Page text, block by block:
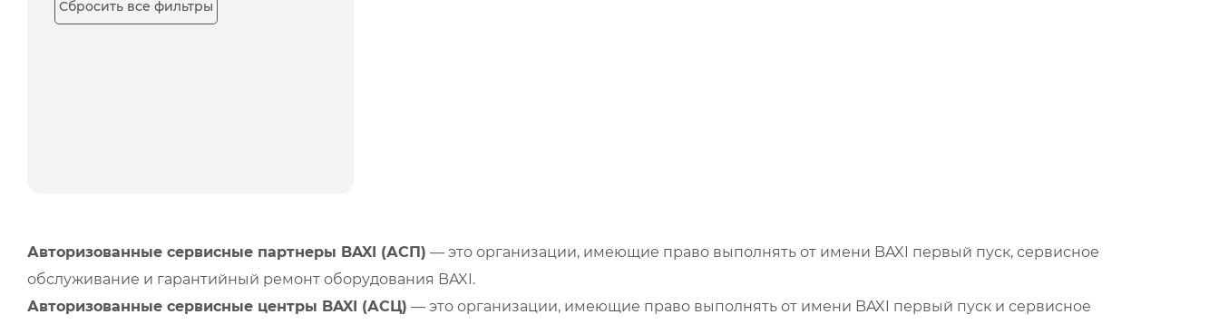
Сбросить все фильтры
Авторизованные сервисные партнеры BAXI (АСП) — это организации, имеющие право выполнять от имени BAXI первый пуск, сервисное
обслуживание и гарантийный ремонт оборудования BAXI.
Авторизованные сервисные центры BAXI (АСЦ) — это организации, имеющие право выполнять от имени BAXI первый пуск и сервисное